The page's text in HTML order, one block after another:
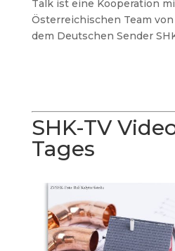
Talk ist eine Kooperation
Österreichischen Team
dem Deutschen Sender
SHK-TV
Tages